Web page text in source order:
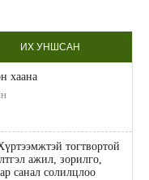
ИХ УНШСАН
хаана
тогтвортой
ажил, зорилго,
санал солилцлоо